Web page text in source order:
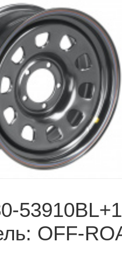
OFF-